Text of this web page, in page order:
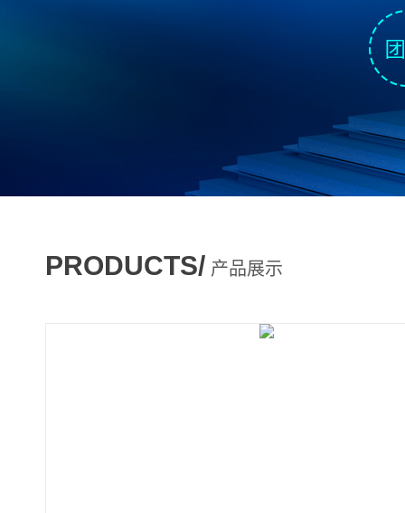
PRODUCTS/ 产品展示